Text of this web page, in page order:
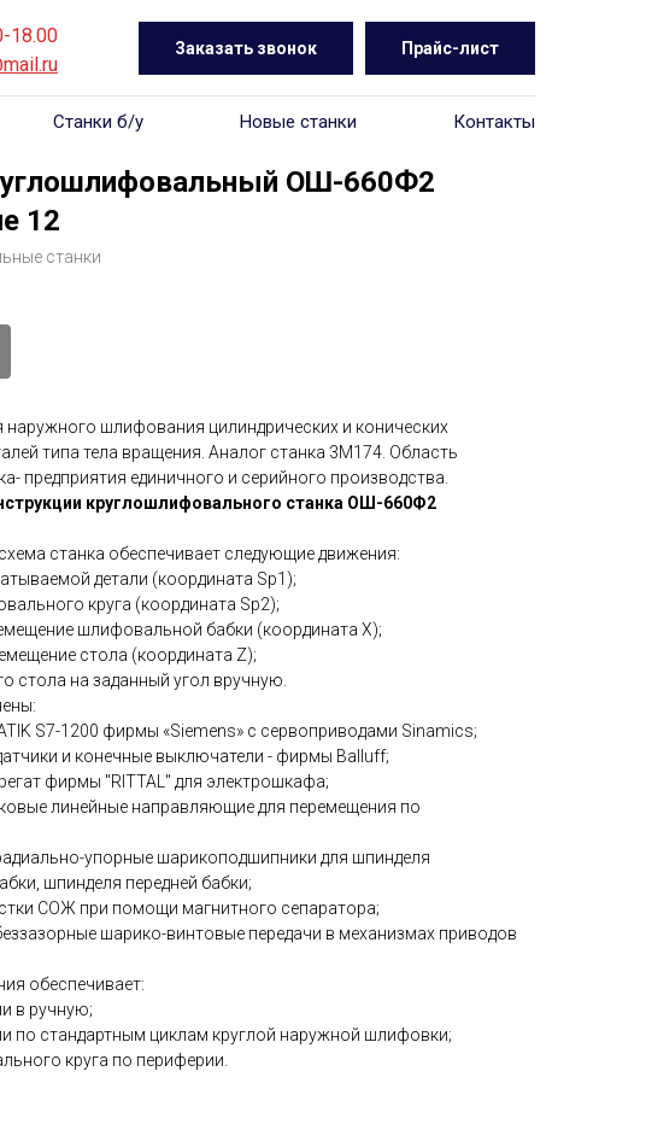
18.00
Заказать звонок Прайс-лист
Станки б/у Новые станки Контакты
ОШ-660Ф2
12
станки
наружного шлифования цилиндрических и конических
типа тела вращения. Аналог станка 3М174. Область
предприятия единичного и серийного производства.
круглошлифовального станка ОШ-660Ф2
станка обеспечивает следующие движения:
детали (координата Sp1);
круга (координата Sp2);
шлифовальной бабки (координата X);
стола (координата Z);
стола на заданный угол вручную.
S7-1200 фирмы «Siemens» с сервоприводами Sinamics;
и конечные выключатели - фирмы Balluff;
фирмы "RITTAL" для электрошкафа;
линейные направляющие для перемещения по
упорные шарикоподшипники для шпинделя
шпинделя передней бабки;
СОЖ при помощи магнитного сепаратора;
шарико-винтовые передачи в механизмах приводов
обеспечивает:
в ручную;
по стандартным циклам круглой наружной шлифовки;
круга по периферии.